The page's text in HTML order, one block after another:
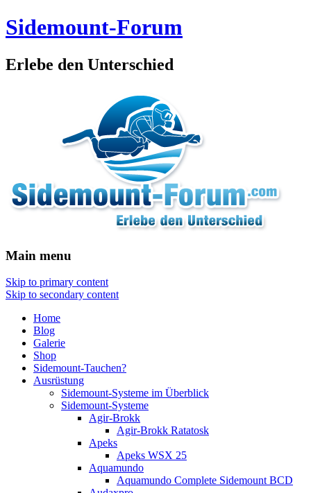
Sidemount-Forum
Erlebe den Unterschied
Main menu
Skip to primary content
Skip to secondary content
Home
Blog
Galerie
Shop
Sidemount-Tauchen?
Ausrüstung
Sidemount-Systeme im Überblick
Sidemount-Systeme
Agir-Brokk
Agir-Brokk Ratatosk
Apeks
Apeks WSX 25
Aquamundo
Aquamundo Complete Sidemount BCD